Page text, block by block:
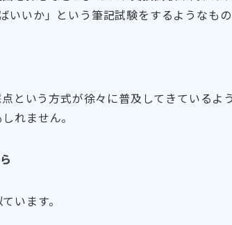
いか」という筆記試験をするようなもの
という方式が徐々に普及してきているよ
れません。
います。